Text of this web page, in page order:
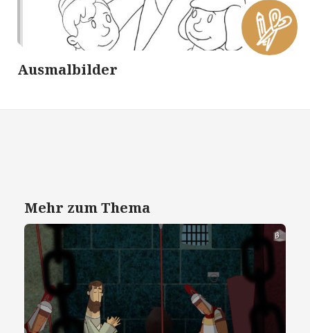
Ausmalbilder
Mehr zum Thema